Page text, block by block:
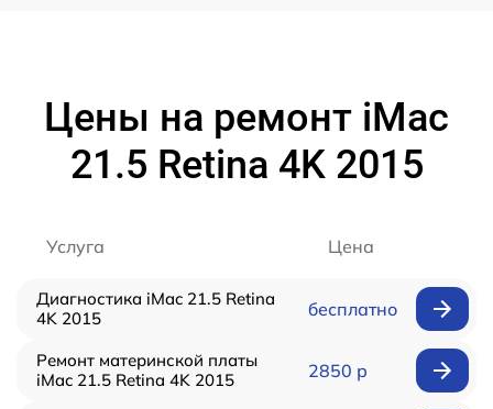
Цены на ремонт iMac
21.5 Retina 4K 2015
Услуга Цена
Диагностика iMac 21.5 Retina
4K 2015
бесплатно
Ремонт материнской платы
iMac 21.5 Retina 4K 2015
2850 р